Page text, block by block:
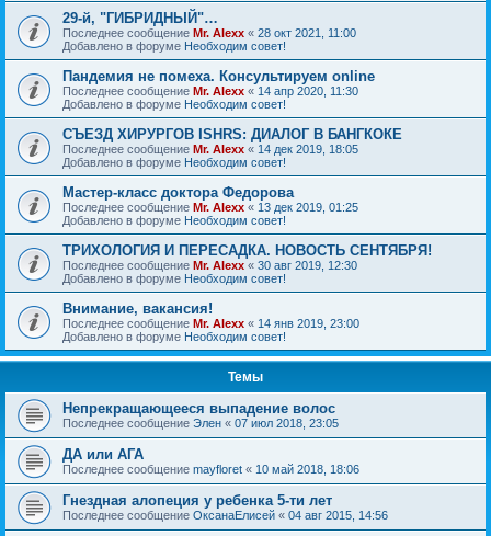
29-й, "ГИБРИДНЫЙ"…
Последнее сообщение Mr. Alexx « 28 окт 2021, 11:00
Добавлено в форуме Необходим совет!
Пандемия не помеха. Консультируем online
Последнее сообщение Mr. Alexx « 14 апр 2020, 11:30
Добавлено в форуме Необходим совет!
СЪЕЗД ХИРУРГОВ ISHRS: ДИАЛОГ В БАНГКОКЕ
Последнее сообщение Mr. Alexx « 14 дек 2019, 18:05
Добавлено в форуме Необходим совет!
Мастер-класс доктора Федорова
Последнее сообщение Mr. Alexx « 13 дек 2019, 01:25
Добавлено в форуме Необходим совет!
ТРИХОЛОГИЯ И ПЕРЕСАДКА. НОВОСТЬ СЕНТЯБРЯ!
Последнее сообщение Mr. Alexx « 30 авг 2019, 12:30
Добавлено в форуме Необходим совет!
Внимание, вакансия!
Последнее сообщение Mr. Alexx « 14 янв 2019, 23:00
Добавлено в форуме Необходим совет!
Темы
Непрекращающееся выпадение волос
Последнее сообщение Элен « 07 июл 2018, 23:05
ДА или АГА
Последнее сообщение mayfloret « 10 май 2018, 18:06
Гнездная алопеция у ребенка 5-ти лет
Последнее сообщение ОксанаЕлисей « 04 авг 2015, 14:56